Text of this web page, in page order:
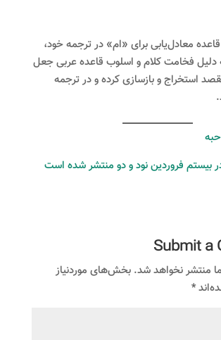
معادل‌یابی برای «ام» در ترجمه خود،
دلیل فخامت کلام و اسلوب قاعده عربی جعل
استخراج و بازسازی کرده و در ترجمه
بیستم فروردین نود و دو منتشر شده است
Submit a
منتشر نخواهد شد. بخش‌های موردنیاز
*